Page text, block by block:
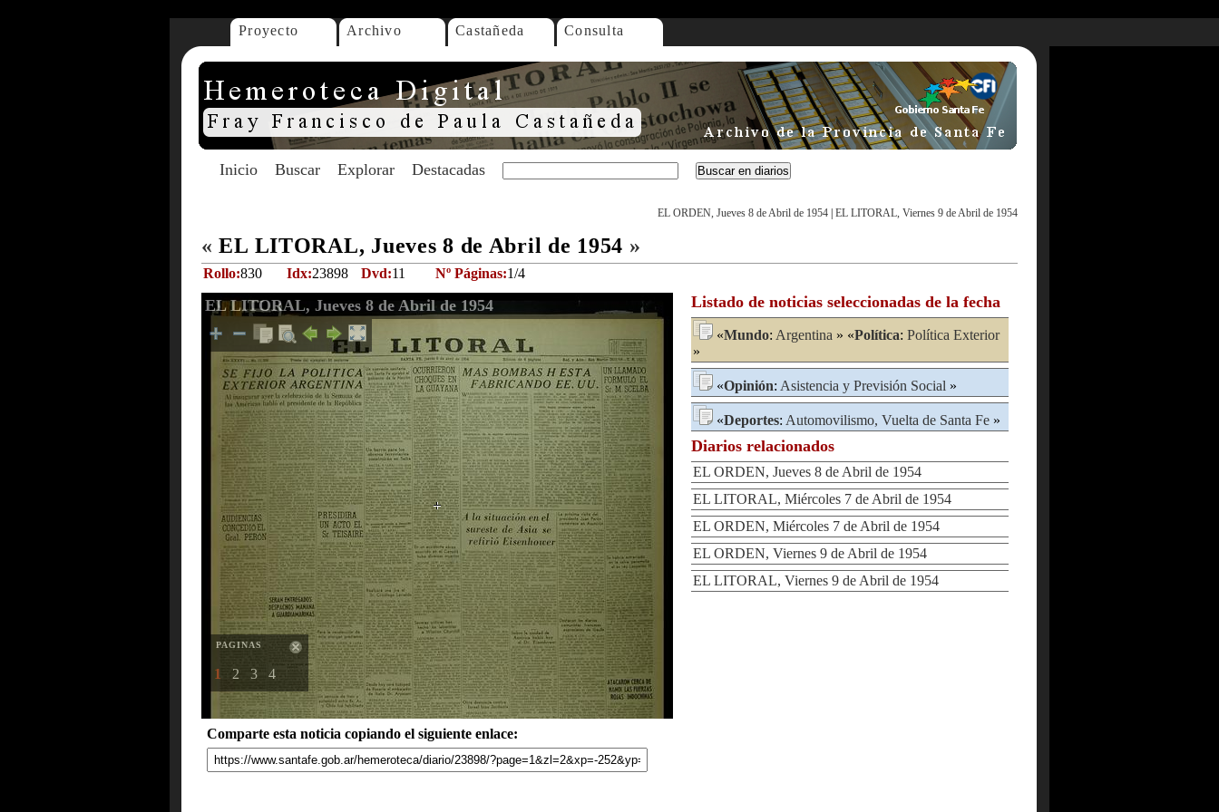
Proyecto Archivo Castañeda Consulta
Inicio Buscar Explorar Destacadas
EL ORDEN, Jueves 8 de Abril de 1954 EL LITORAL, Viernes 9 de Abril de 1954
« EL LITORAL, Jueves 8 de Abril de 1954 »
Rollo:830 Idx:23898 Dvd:11 Nº Páginas:1/4
EL LITORAL, Jueves 8 de Abril de 1954
PAGINAS
1 2 3 4
Comparte esta noticia copiando el siguiente enlace:
Listado de noticias seleccionadas de la fecha
«Mundo: Argentina » «Política: Política Exterior
»
«Opinión: Asistencia y Previsión Social »
«Deportes: Automovilismo, Vuelta de Santa Fe »
Diarios relacionados
EL ORDEN, Jueves 8 de Abril de 1954
EL LITORAL, Miércoles 7 de Abril de 1954
EL ORDEN, Miércoles 7 de Abril de 1954
EL ORDEN, Viernes 9 de Abril de 1954
EL LITORAL, Viernes 9 de Abril de 1954